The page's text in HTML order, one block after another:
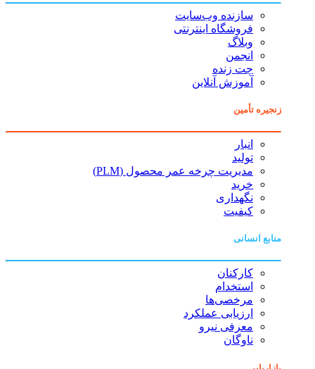
سازنده وب‌سایت
فروشگاه اینترنتی
وبلاگ
انجمن
چت زنده
آموزش آنلاین
زنجیره تأمین
انبار
تولید
مدیریت چرخه عمر محصول (PLM)
خرید
نگهداری
کیفیت
منابع انسانی
کارکنان
استخدام
مرخصی‌ها
ارزیابی عملکرد
معرفی نیرو
ناوگان